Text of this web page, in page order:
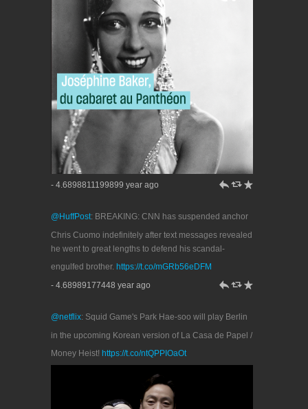
- 4.6898811199899 year ago h J R
@HuffPost: BREAKING: CNN has suspended anchor
Chris Cuomo indefinitely after text messages revealed
he went to great lengths to defend his scandal-
engulfed brother. https://t.co/mGRb56eDFM
- 4.68989177448 year ago
h J R
@netflix: Squid Game's Park Hae-soo will play Berlin
in the upcoming Korean version of La Casa de Papel /
Money Heist! https://t.co/ntQPPIOaOt